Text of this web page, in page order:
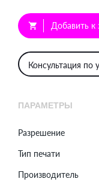
shopping_cart Добавить к
Консультация по
ПАРАМЕТРЫ
Разрешение
Тип печати
Производитель